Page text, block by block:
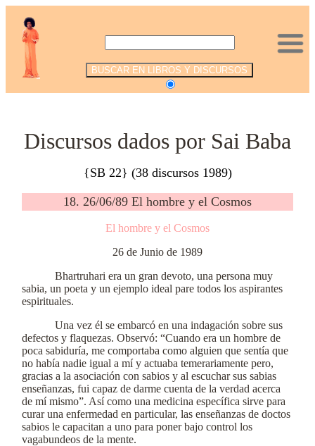
Discursos dados por Sai Baba
{SB 22} (38 discursos 1989)
18. 26/06/89 El hombre y el Cosmos
El hombre y el Cosmos
26 de Junio de 1989
Bhartruhari era un gran devoto, una persona muy
sabia, un poeta y un ejemplo ideal pare todos los aspirantes
espirituales.
Una vez él se embarcó en una indagación sobre sus
defectos y flaquezas. Observó: “Cuando era un hombre de
poca sabiduría, me comportaba como alguien que sentía que
no había nadie igual a mí y actuaba temerariamente pero,
gracias a la asociación con sabios y al escuchar sus sabias
enseñanzas, fui capaz de darme cuenta de la verdad acerca
de mí mismo”. Así como una medicina específica sirve para
curar una enfermedad en particular, las enseñanzas de doctos
sabios le capacitan a uno para poner bajo control los
vagabundeos de la mente.